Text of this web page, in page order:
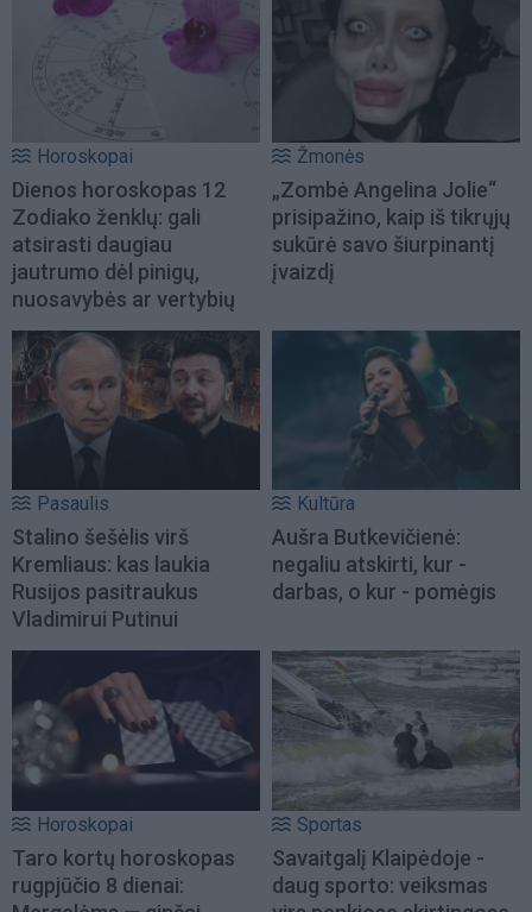
Horoskopai
Dienos horoskopas 12
Zodiako ženklų: gali
atsirasti daugiau
jautrumo dėl pinigų,
nuosavybės ar vertybių
Žmonės
„Zombė Angelina Jolie“
prisipažino, kaip iš tikrųjų
sukūrė savo šiurpinantį
įvaizdį
Pasaulis
Stalino šešėlis virš
Kremliaus: kas laukia
Rusijos pasitraukus
Vladimirui Putinui
Kultūra
Aušra Butkevičienė:
negaliu atskirti, kur -
darbas, o kur - pomėgis
Horoskopai
Taro kortų horoskopas
rugpjūčio 8 dienai:
Sportas
Savaitgalį Klaipėdoje -
daug sporto: veiksmas